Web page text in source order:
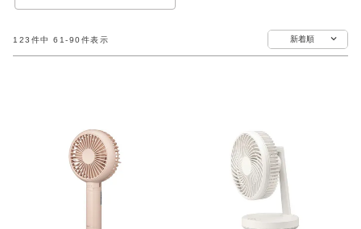
アウトレットSALE
新着順
123 件中 61 -90件表示